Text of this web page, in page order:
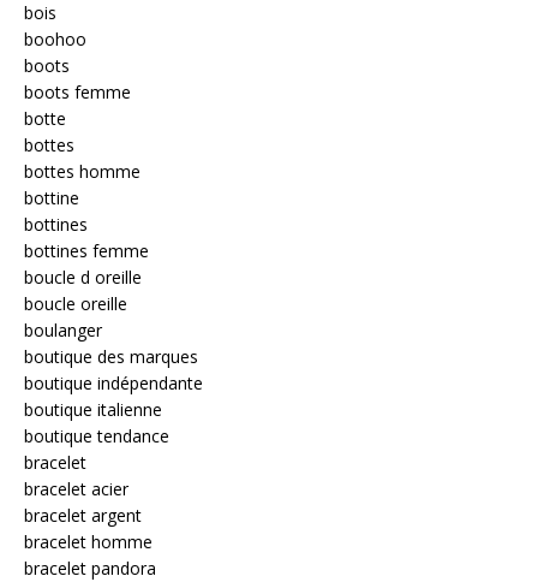
bois
boohoo
boots
boots femme
botte
bottes
bottes homme
bottine
bottines
bottines femme
boucle d oreille
boucle oreille
boulanger
boutique des marques
boutique indépendante
boutique italienne
boutique tendance
bracelet
bracelet acier
bracelet argent
bracelet homme
bracelet pandora